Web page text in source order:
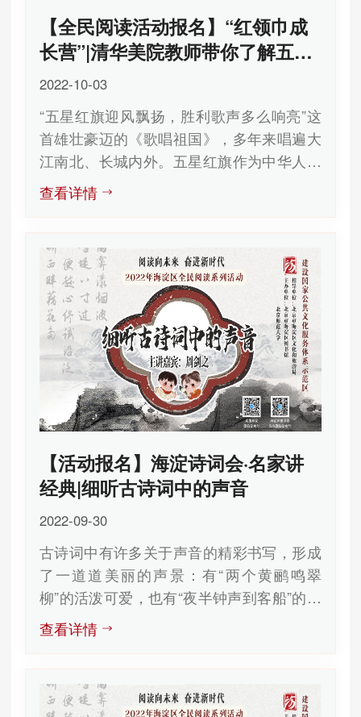
【全民阅读活动报名】“红领巾成
长营”|清华美院教师带你了解五星
红旗背后的故事
2022-10-03
“五星红旗迎风飘扬，胜利歌声多么响亮”这
首雄壮豪迈的《歌唱祖国》，多年来唱遍大
江南北、长城内外。五星红旗作为中华人民
共和国的国旗，是我们伟大祖国的...
查看详情
【活动报名】海淀诗词会·名家讲
经典|细听古诗词中的声音
2022-09-30
古诗词中有许多关于声音的精彩书写，形成
了一道道美丽的声景：有“两个黄鹂鸣翠
柳”的活泼可爱，也有“夜半钟声到客船”的寂
寞感伤；有“添得黄鹂四五声”的...
查看详情